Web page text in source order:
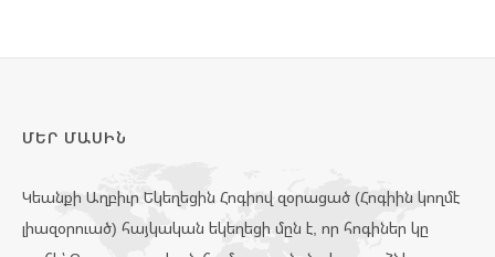
ՄԵՐ ՄԱՍԻՆ
Կեանքի Աղբիւր Եկեղեցին Հոգիով զօրացած (Հոգիին կողմէ
լիազօրուած) հայկական եկեղեցի մըն է, որ հոգիներ կը